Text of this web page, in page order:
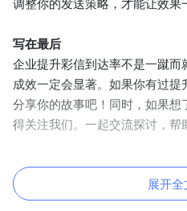
调整你的发送策略，才能让效果
写在最后
企业提升彩信到达率不是一蹴而
成效一定会显著。如果你有过
分享你的故事吧！同时，如果
得关注我们。一起交流探讨，帮
展开全